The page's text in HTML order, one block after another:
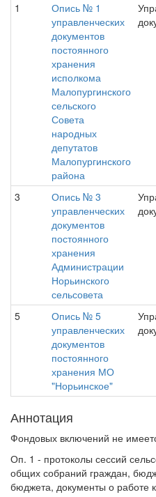
1
Опись № 1
управленческих
документов
постоянного
хранения
исполкома
Малопургинского
сельского
Совета
народных
депутатов
Малопургинского
района
3
Опись № 3
управленческих
документов
постоянного
хранения
Администрации
Норьинского
сельсовета
5
Опись № 5
управленческих
документов
постоянного
хранения МО
"Норьинское"
Аннотация
Фондовых включений не
Оп. 1 - протоколы сессий
общих собраний граждан,
бюджета, документы о работе